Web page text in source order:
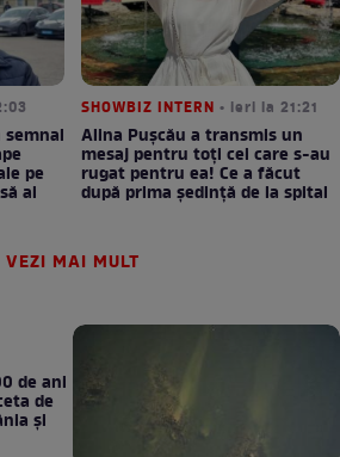
pe
ai
SHOWBIZ INTERN • ieri la 21:21
Alina Pușcău a transmis un
mesaj pentru toți cei care s-au
rugat pentru ea! Ce a făcut
după prima ședință de la spital
VEZI MAI MULT
de ani
de
şi